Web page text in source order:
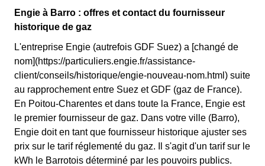
Engie à Barro : offres et contact du fournisseur
historique de gaz
L'entreprise Engie (autrefois GDF Suez) a [changé de
nom](https://particuliers.engie.fr/assistance-
client/conseils/historique/engie-nouveau-nom.html) suite
au rapprochement entre Suez et GDF (gaz de France).
En Poitou-Charentes et dans toute la France, Engie est
le premier fournisseur de gaz. Dans votre ville (Barro),
Engie doit en tant que fournisseur historique ajuster ses
prix sur le tarif réglementé du gaz. Il s'agit d'un tarif sur le
kWh le Barrotois déterminé par les pouvoirs publics.